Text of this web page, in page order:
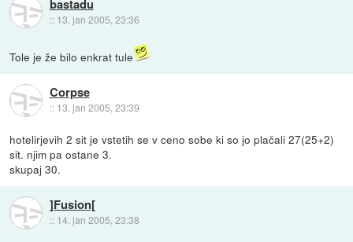
bastadu
:: 13. jan 2005, 23:36
Tole je že bilo enkrat tule
Corpse
:: 13. jan 2005, 23:39
hotelirjevih 2 sit je vstetih se v ceno sobe ki so jo plačali 27(25+2)
sit. njim pa ostane 3.
skupaj 30.
]Fusion[
:: 14. jan 2005, 23:38